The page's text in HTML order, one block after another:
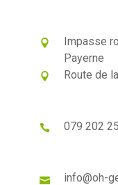
Impasse
Payerne
Route de
079 202
info@oh-